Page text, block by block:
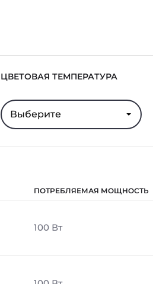
ЦВЕТОВАЯ ТЕМПЕРАТУРА
Выберите
ПОТРЕБЛЯЕМАЯ МОЩНОСТЬ
100 Вт